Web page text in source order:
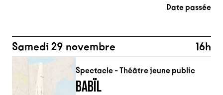
Date passée
Samedi 29 novembre 16h
Spectacle - Théâtre jeune public
BABÏL